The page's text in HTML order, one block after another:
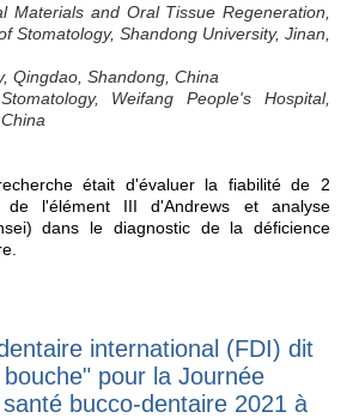
Materials and Oral Tissue Regeneration,
Stomatology, Shandong University, Jinan,
Qingdao, Shandong, China
Weifang People's Hospital,
était d'évaluer la fiabilité de 2
de l'élément III d'Andrews et analyse
dans le diagnostic de la déficience
international (FDI) dit
pour la Journée
bucco-dentaire 2021 à